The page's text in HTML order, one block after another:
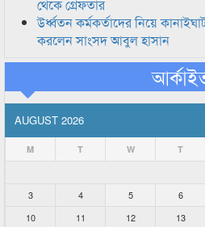
থেকে গ্রেফতার
উর্ধ্বতন কর্মকর্তাদের নিয়ে
করলেন সাংসদ আবুল হাসান
AUGUST 2026
M T W T
3
4 5 6
10
11 12 13